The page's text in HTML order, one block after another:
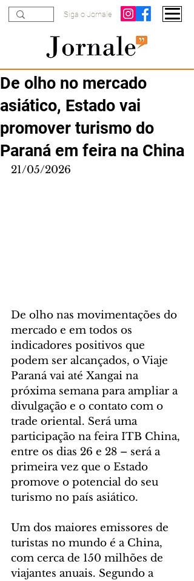
Siga o Jornale
De olho no mercado
asiático, Estado vai
promover turismo do
Paraná em feira na China
21/05/2026
De olho nas movimentações do
mercado e em todos os
indicadores positivos que
podem ser alcançados, o Viaje
Paraná vai até Xangai na
próxima semana para ampliar a
divulgação e o contato com o
trade oriental. Será uma
participação na feira ITB China,
entre os dias 26 e 28 – será a
primeira vez que o Estado
promove o potencial do seu
turismo no país asiático.
Um dos maiores emissores de
turistas no mundo é a China,
com cerca de 150 milhões de
viajantes anuais. Segundo a